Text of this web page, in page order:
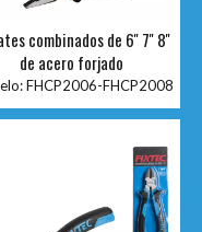
combinados de 6'' 7'' 8''
de acero forjado
FHCP2006-FHCP2008